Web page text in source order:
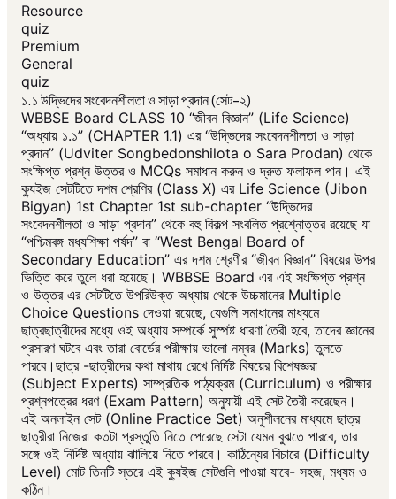
Resource
quiz
Premium
General
quiz
১.১ উদ্ভিদের সংবেদনশীলতা ও সাড়া প্রদান (সেট-২)
WBBSE Board CLASS 10 “জীবন বিজ্ঞান” (Life Science)
“অধ্যায় ১.১” (CHAPTER 1.1) এর “উদ্ভিদের সংবেদনশীলতা ও সাড়া
প্রদান” (Udviter Songbedonshilota o Sara Prodan) থেকে
সংক্ষিপ্ত প্রশ্ন উত্তর ও MCQs সমাধান করুন ও দ্রুত ফলাফল পান। এই
ক্যুইজ সেটটিতে দশম শ্রেণির (Class X) এর Life Science (Jibon
Bigyan) 1st Chapter 1st sub-chapter “উদ্ভিদের
সংবেদনশীলতা ও সাড়া প্রদান” থেকে বহু বিকল্প সংবলিত প্রশ্নোত্তর রয়েছে যা
“পশ্চিমবঙ্গ মধ্যশিক্ষা পর্ষদ” বা “West Bengal Board of
Secondary Education” এর দশম শ্রেণীর “জীবন বিজ্ঞান” বিষয়ের উপর
ভিত্তি করে তুলে ধরা হয়েছে। WBBSE Board এর এই সংক্ষিপ্ত প্রশ্ন
ও উত্তর এর সেটটিতে উপরিউক্ত অধ্যায় থেকে উচ্চমানের Multiple
Choice Questions দেওয়া রয়েছে, যেগুলি সমাধানের মাধ্যমে
ছাত্রছাত্রীদের মধ্যে ওই অধ্যায় সম্পর্কে সুস্পষ্ট ধারণা তৈরী হবে, তাদের জ্ঞানের
প্রসারণ ঘটবে এবং তারা বোর্ডের পরীক্ষায় ভালো নম্বর (Marks) তুলতে
পারবে।ছাত্র -ছাত্রীদের কথা মাথায় রেখে নির্দিষ্ট বিষয়ের বিশেষজ্ঞরা
(Subject Experts) সাম্প্রতিক পাঠ্যক্রম (Curriculum) ও পরীক্ষার
প্রশ্নপত্রের ধরণ (Exam Pattern) অনুযায়ী এই সেট তৈরী করেছেন।
এই অনলাইন সেট (Online Practice Set) অনুশীলনের মাধ্যমে ছাত্র
ছাত্রীরা নিজেরা কতটা প্রস্তুতি নিতে পেরেছে সেটা যেমন বুঝতে পারবে, তার
সঙ্গে ওই নির্দিষ্ট অধ্যায় ঝালিয়ে নিতে পারবে। কাঠিন্যের বিচারে (Difficulty
Level) মোট তিনটি স্তরে এই ক্যুইজ সেটগুলি পাওয়া যাবে- সহজ, মধ্যম ও
কঠিন।